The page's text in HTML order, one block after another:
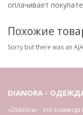
оплачивает
Похожие
Sorry but there was an
DIANORA -
«Dianora» - это